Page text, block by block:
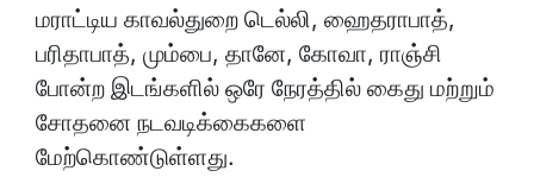
மராட்டிய காவல்துறை டெல்லி, ஹைதராபாத்,
பரிதாபாத், மும்பை, தானே, கோவா, ராஞ்சி
போன்ற இடங்களில் ஒரே நேரத்தில் கைது மற்றும்
சோதனை நடவடிக்கைகளை
மேற்கொண்டுள்ளது.